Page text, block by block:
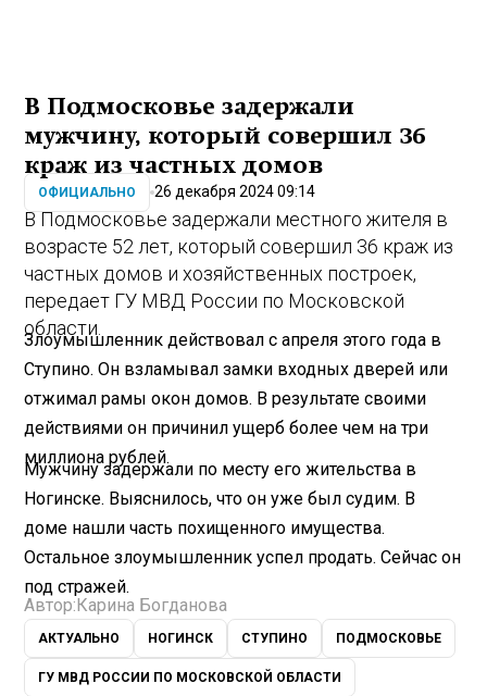
В Подмосковье задержали
мужчину, который совершил 36
краж из частных домов
ОФИЦИАЛЬНО 26 декабря 2024 09:14
В Подмосковье задержали местного жителя в
возрасте 52 лет, который совершил 36 краж из
частных домов и хозяйственных построек,
передает ГУ МВД России по Московской
области.
Злоумышленник действовал с апреля этого года в
Ступино. Он взламывал замки входных дверей или
отжимал рамы окон домов. В результате своими
действиями он причинил ущерб более чем на три
миллиона рублей.
Мужчину задержали по месту его жительства в
Ногинске. Выяснилось, что он уже был судим. В
доме нашли часть похищенного имущества.
Остальное злоумышленник успел продать. Сейчас он
под стражей.
Автор:Карина Богданова
АКТУАЛЬНО НОГИНСК СТУПИНО ПОДМОСКОВЬЕ
ГУ МВД РОССИИ ПО МОСКОВСКОЙ ОБЛАСТИ